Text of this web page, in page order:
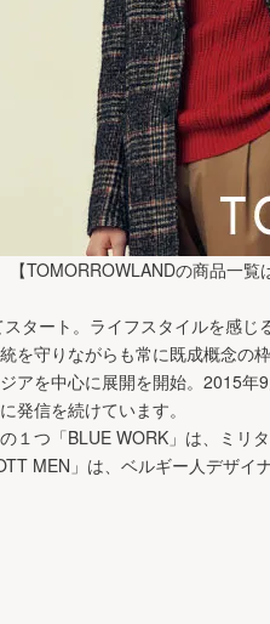
【TOMORROWLANDの商品一覧
タート。ライフスタイルを感
を守りながらも常に既成概念の
アを中心に展開を開始。2015
発信を続けています。
１つ「BLUE WORK」は、ミリ
MEN」は、ベルギー人デザ